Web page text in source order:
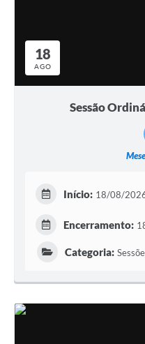
18
AGO
Sessão
Início: 18/08/
Encerramento:
Categoria: